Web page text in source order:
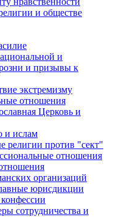
и обществе
и
и призывы к
экстремизму
отношения
Церковь и
и ислам
религии против "сект"
отношения
организаций
юрисдикции
сотрудничества и